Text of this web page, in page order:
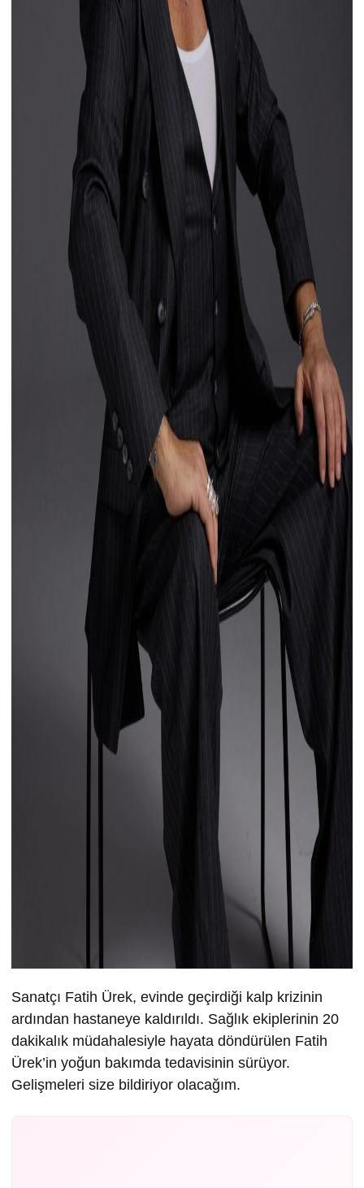
Sanatçı Fatih Ürek, evinde geçirdiği kalp krizinin
ardından hastaneye kaldırıldı. Sağlık ekiplerinin 20
dakikalık müdahalesiyle hayata döndürülen Fatih
Ürek’in yoğun bakımda tedavisinin sürüyor.
Gelişmeleri size bildiriyor olacağım.